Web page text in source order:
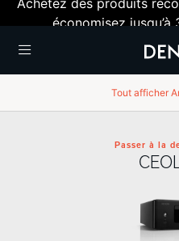
Achetez des produits
économisez
Tout afficher
Passer à la